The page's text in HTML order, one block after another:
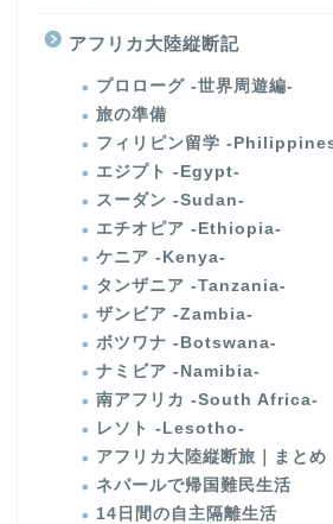
アフリカ大陸縦断記
プロローグ -世界周遊編-
旅の準備
フィリピン留学 -
エジプト -Egypt-
スーダン -Sudan-
エチオピア -Ethiopia-
ケニア -Kenya-
タンザニア -Tanzania-
ザンビア -Zambia-
ボツワナ -Botswana-
ナミビア -Namibia-
南アフリカ -South Africa-
レソト -Lesotho-
アフリカ大陸縦断旅｜まとめ
ネパールで帰国難民生活
14日間の自主隔離生活